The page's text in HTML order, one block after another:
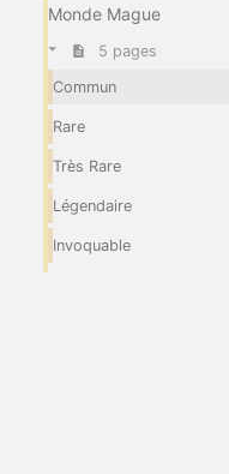
Monde Mague
5 pages
Commun
Rare
Très Rare
Légendaire
Invoquable